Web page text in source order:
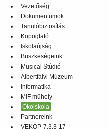
Vezetőség
Dokumentumok
Tanulóbiztosítás
Kopogtató
Iskolaújság
Büszkeségeink
Musical Stúdió
Albertfalvi Múzeum
Informatika
MIF műhely
Ökoiskola
Partnereink
VEKOP-7.3.3-17